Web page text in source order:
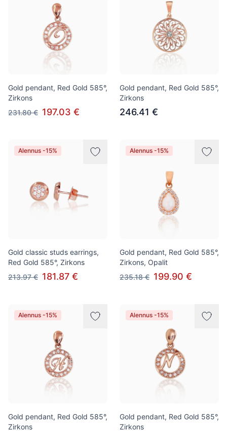
Gold pendant, Red Gold 585°,
Zirkons
231.80 € 197.03 €
Gold pendant, Red Gold 585°,
Zirkons
246.41 €
Alennus -15%
Gold classic studs earrings,
Red Gold 585°, Zirkons
213.97 € 181.87 €
Alennus -15%
Gold pendant, Red Gold 585°,
Zirkons, Opalit
235.18 € 199.90 €
Alennus -15%
Gold pendant, Red Gold 585°,
Zirkons
Alennus -15%
Gold pendant, Red Gold 585°,
Zirkons